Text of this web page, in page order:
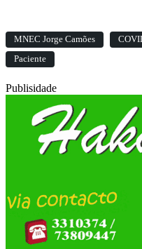
MNEC Jorge Camões
Paciente
Publisidade